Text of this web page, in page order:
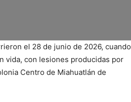
el 28 de junio de 2026, cuando
vida, con lesiones producidas por
Centro de Miahuatlán de